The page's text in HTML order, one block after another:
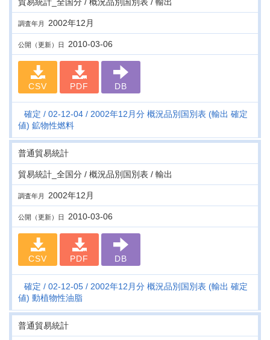
貿易統計_全国分 / 概況品別国別表 / 輸出
調査年月 2002年12月
公開（更新）日 2010-03-06
CSV PDF DB
確定 02-12-04
2002年12月分 概況品別国別表 (輸出 確定
値) 鉱物性燃料
普通貿易統計
貿易統計_全国分 / 概況品別国別表 / 輸出
調査年月 2002年12月
公開（更新）日 2010-03-06
CSV PDF DB
確定 02-12-05
2002年12月分 概況品別国別表 (輸出 確定
値) 動植物性油脂
普通貿易統計